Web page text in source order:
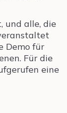
und alle, die
Demo für
Für die
eine